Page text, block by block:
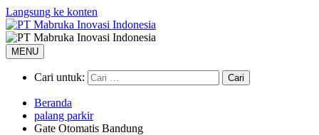
Langsung ke konten
MENU
Cari untuk:
Beranda
palang parkir
Gate Otomatis Bandung